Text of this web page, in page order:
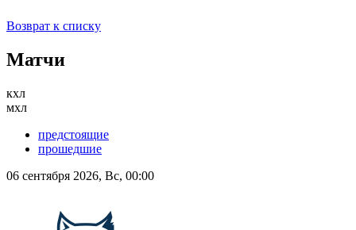
Возврат к списку
Матчи
кхл
мхл
предстоящие
прошедшие
06 сентября 2026, Вс, 00:00